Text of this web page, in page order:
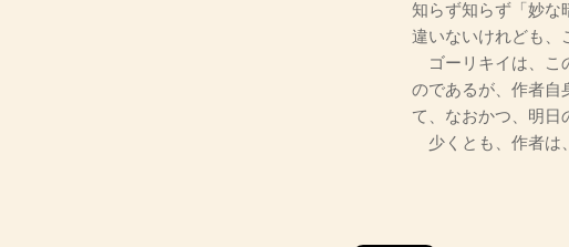
知らず知らず「妙な
違いないけれども、
ゴーリキイは、こ
のであるが、作者自
て、なおかつ、明日
少くとも、作者は